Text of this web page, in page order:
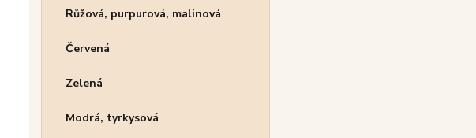
Růžová, purpurová, malinová
Červená
Zelená
Modrá, tyrkysová